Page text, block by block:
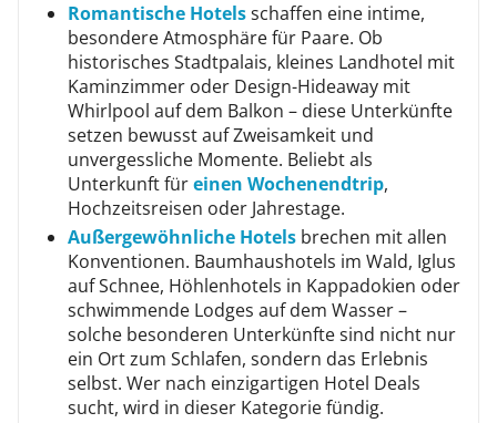
Romantische Hotelsschaffen eine intime,
besondere Atmosphäre für Paare. Ob
historisches Stadtpalais, kleines Landhotel mit
Kaminzimmer oder Design-Hideaway mit
Whirlpool auf dem Balkon – diese Unterkünfte
setzen bewusst auf Zweisamkeit und
unvergessliche Momente. Beliebt als
Unterkunft füreinen Wochenendtrip,
Hochzeitsreisen oder Jahrestage.
Außergewöhnliche Hotels brechen mit allen
Konventionen. Baumhaushotels im Wald, Iglus
auf Schnee, Höhlenhotels in Kappadokien oder
schwimmende Lodges auf dem Wasser –
solche besonderen Unterkünfte sind nicht nur
ein Ort zum Schlafen, sondern das Erlebnis
selbst. Wer nach einzigartigen Hotel Deals
sucht, wird in dieser Kategorie fündig.